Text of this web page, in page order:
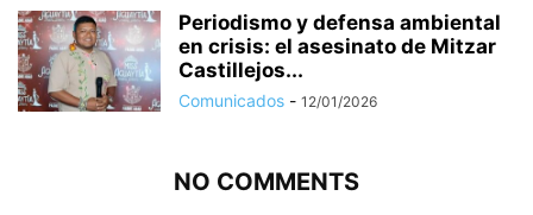
Periodismo y defensa ambiental
en crisis: el asesinato de Mitzar
Castillejos...
Comunicados - 12/01/2026
NO COMMENTS